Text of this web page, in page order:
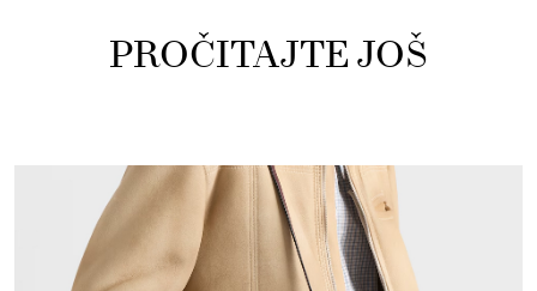
PROČITAJTE JOŠ